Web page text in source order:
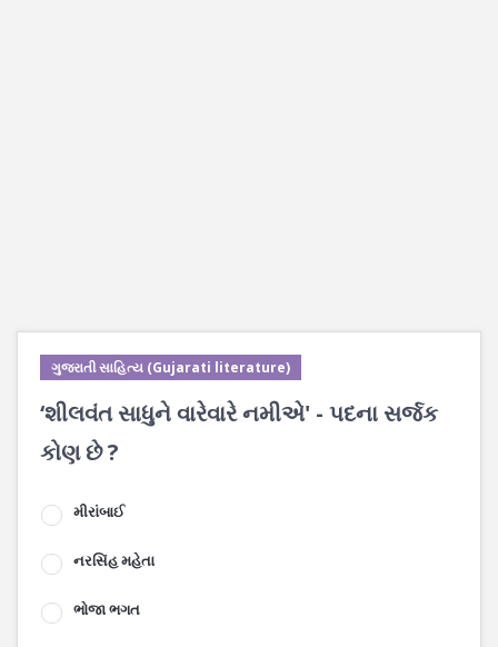
ગુજરાતી સાહિત્ય (Gujarati literature)
‘શીલવંત સાધુને વારેવારે નમીએ' - પદના સર્જક
કોણ છે ?
મીરાંબાઈ
નરસિંહ મહેતા
ભોજા ભગત